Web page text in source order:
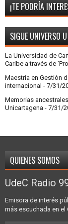
¡TE PODRÍA
SIGUE UNIVERSO U
La Universidad de
Caribe a través de
Maestría en Gestión
internacional - 7/31/
Memorias
Unicartagena - 7/31/
QUIENES SOMOS
UdeC Radio
Emisora de interés
más escuchada en el